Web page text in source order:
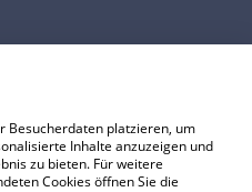
Besucherdaten platzieren, um
Inhalte anzuzeigen und
zu bieten. Für weitere
Cookies öffnen Sie die